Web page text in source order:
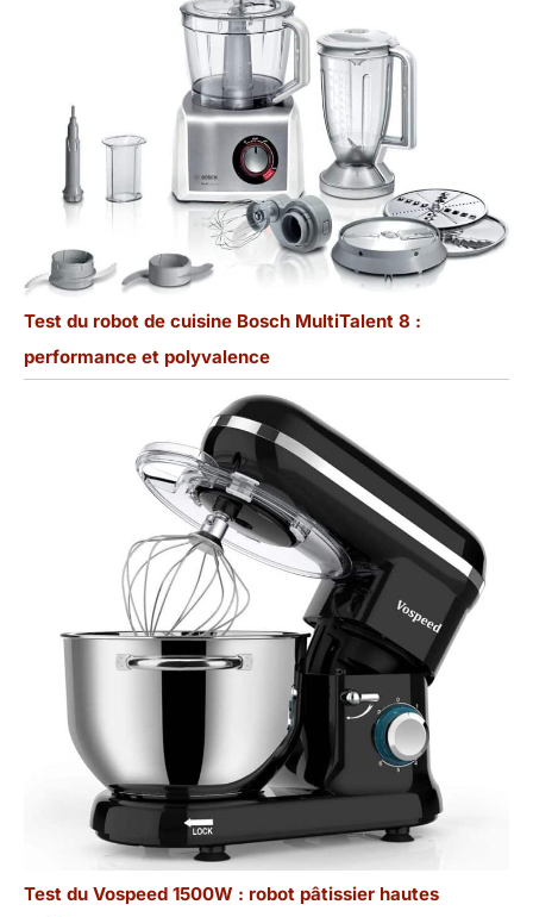
Test du robot de cuisine Bosch MultiTalent 8 :
performance et polyvalence
Test du Vospeed 1500W : robot pâtissier hautes